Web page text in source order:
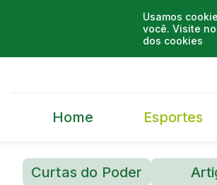
Usamos
você. Visite
dos cookies
Home Esportes
Curtas do Poder